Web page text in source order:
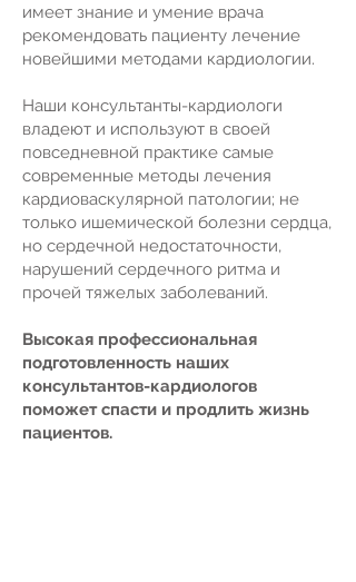
имеет знание и умение врача
рекомендовать пациенту лечение
новейшими методами кардиологии.
Наши консультанты-кардиологи
владеют и используют в своей
повседневной практике самые
современные методы лечения
кардиоваскулярной патологии; не
только ишемической болезни сердца,
но сердечной недостаточности,
нарушений сердечного ритма и
прочей тяжелых заболеваний.
Высокая профессиональная
подготовленность наших
консультантов-кардиологов
поможет спасти и продлить жизнь
пациентов.